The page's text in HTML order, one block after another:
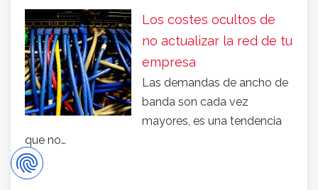
Los costes ocultos de
no actualizar la red de tu
empresa
Las demandas de ancho de
banda son cada vez
mayores, es una tendencia
que no…